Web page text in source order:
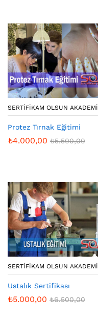
SERTIFIKAM OLSUN AKADEMI
Protez Tırnak Eğitimi
₺4.000,00 ₺5.500,00
SERTIFIKAM OLSUN AKADEMI
Ustalık Sertifikası
₺5.000,00 ₺6.500,00